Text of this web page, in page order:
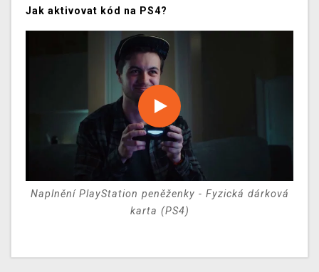
Jak aktivovat kód na PS4?
Naplnění PlayStation peněženky - Fyzická dárková
karta (PS4)